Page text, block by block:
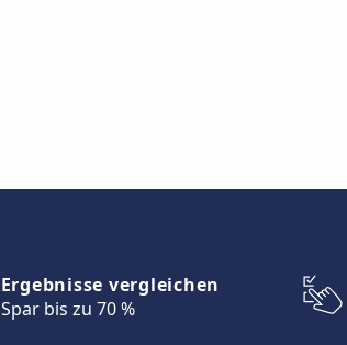
Ergebnisse vergleichen
Spar bis zu 70 %